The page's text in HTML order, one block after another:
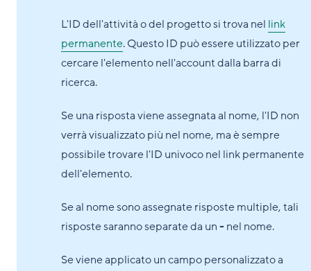
L'ID dell'attività o del progetto si trova nel link
permanente. Questo ID può essere utilizzato per
cercare l'elemento nell'account dalla barra di
ricerca.
Se una risposta viene assegnata al nome, l'ID non
verrà visualizzato più nel nome, ma è sempre
possibile trovare l'ID univoco nel link permanente
dell'elemento.
Se al nome sono assegnate risposte multiple, tali
risposte saranno separate da un-nel nome.
Se viene applicato un campo personalizzato a